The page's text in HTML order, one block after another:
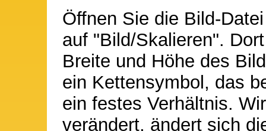
Öffnen Sie die Bild-
auf "Bild/Skalieren".
Breite und Höhe des
ein Kettensymbol, das
ein festes Verhältnis.
verändert, ändert sich